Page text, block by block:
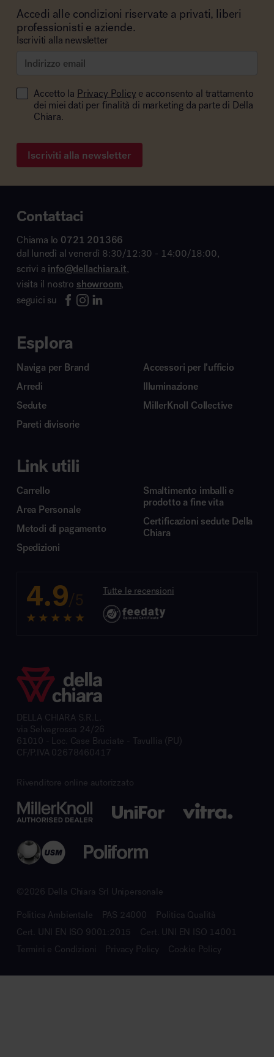
Accedi alle condizioni riservate a privati, liberi
professionisti e aziende.
Iscriviti alla newsletter
Accetto la Privacy Policy e acconsento al trattamento
dei miei dati per finalità di marketing da parte di Della
Chiara.
Iscriviti alla newsletter
Contattaci
Chiama lo 0721 201366
dal lunedì al venerdì 8:30/12:30 - 14:00/18:00,
scrivi a info@dellachiara.it,
visita il nostro showroom,
seguici su
Esplora
Naviga per Brand
Arredi
Sedute
Pareti divisorie
Accessori per l’ufficio
Illuminazione
MillerKnoll Collective
Link utili
Carrello
Area Personale
Metodi di pagamento
Spedizioni
Smaltimento imballi e
prodotto a fine vita
Certificazioni sedute Della
Chiara
4.9/5 Tutte le recensioni
DELLA CHIARA S.R.L.
via Selvagrossa 24/26
61010 - Loc. Case Bruciate - Tavullia (PU)
CF/P.IVA 02678460417
Rivenditore online autorizzato
©2026 Della Chiara Srl Unipersonale
Politica Ambientale PAS 24000
Politica Qualità
Cert. UNI EN ISO 9001:2015
Cert. UNI EN ISO 14001
Termini e Condizioni
Privacy Policy Cookie Policy